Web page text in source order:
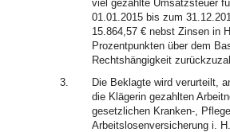
viel gezahlte Umsatzsteuer
01.01.2015 bis zum
15.864,57 € nebst Zinsen in
Prozentpunkten über dem
Rechtshängigkeit
3.
Die Beklagte wird verurteilt,
die Klägerin gezahlten
gesetzlichen Kranken-,
Arbeitslosenversicherung i.